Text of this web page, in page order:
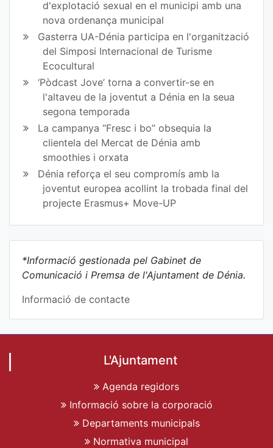
d'explotació sexual en el municipi amb una
nova ordenança municipal
Gasterra UA-Dénia participa en l'organització
del Simposi Internacional de Turisme
Ecocultural
‘Pòdcast Jove’ torna a convertir-se en
l'altaveu de la joventut a Dénia en la seua
segona temporada
La campanya “Fresc i bo” obsequia la
clientela del Mercat de Dénia amb
smoothies i orxata
Dénia reforça el seu compromís amb la
joventut europea acollint la trobada final del
projecte Erasmus+ Move-UP
*Informació gestionada pel Gabinet de
Comunicació i Premsa de l'Ajuntament de Dénia.
Informació de contacte
L'Ajuntament
Agenda regidors
Informació sobre la corporació
Departaments municipals
Normativa municipal